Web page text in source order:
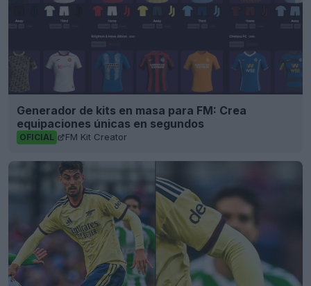
Generador de kits en masa para FM: Crea
equipaciones únicas en segundos
OFICIAL FM Kit Creator